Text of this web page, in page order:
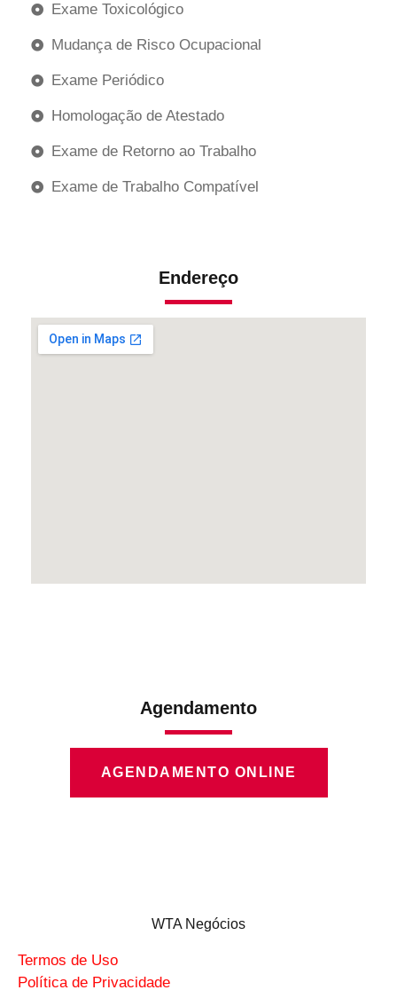
Exame Toxicológico
Mudança de Risco Ocupacional
Exame Periódico
Homologação de Atestado
Exame de Retorno ao Trabalho
Exame de Trabalho Compatível
Endereço
Agendamento
AGENDAMENTO ONLINE
WTA Negócios
Termos de Uso
Política de Privacidade